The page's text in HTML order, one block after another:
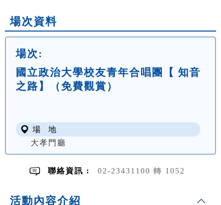
場次資料
場次:
國立政治大學校友青年合唱團【 知音
之路】（免費觀賞）
場 地
大孝門廳
聯絡資訊 : 02-23431100 轉 1052
活動內容介紹